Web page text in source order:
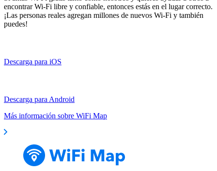
encontrar Wi-Fi libre y confiable, entonces estás en el lugar correcto.
¡Las personas reales agregan millones de nuevos Wi-Fi y también
puedes!
Descarga para iOS
Descarga para Android
Más información sobre WiFi Map